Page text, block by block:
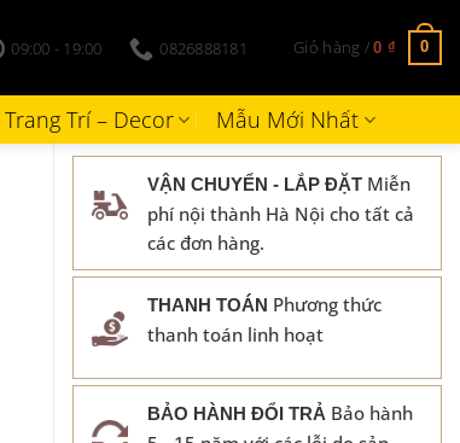
09:00 - 19:00 0826888181 Giỏ hàng /0 ₫ 0
Trang Trí – Decor Mẫu Mới Nhất
VẬN CHUYỂN - LẮP ĐẶT Miễn
phí nội thành Hà Nội cho tất cả
các đơn hàng.
THANH TOÁN Phương thức
thanh toán linh hoạt
BẢO HÀNH ĐỔI TRẢ Bảo hành